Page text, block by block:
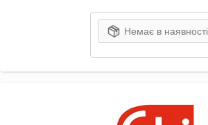
Немає в наявності